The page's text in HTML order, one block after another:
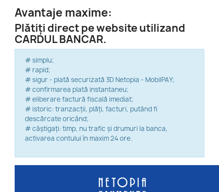
Avantaje maxime:
Plătiți direct pe website utilizand
CARDUL BANCAR.
# simplu;
# rapid;
# sigur - plată securizată 3D Netopia - MobilPAY;
# confirmarea plată instantaneu;
# eliberare factură fiscală imediat;
# istoric: tranzacții, plăți, facturi, putând fi
descărcate oricând;
# câștigați: timp, nu trafic și drumuri la banca,
activarea contului în maxim 24 ore.